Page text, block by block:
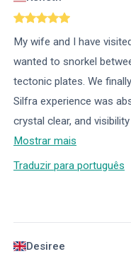
My wife and I have
wanted to snorkel
tectonic plates. We
Silfra experience was
crystal clear, and
Mostrar mais
Traduzir para português
Desiree